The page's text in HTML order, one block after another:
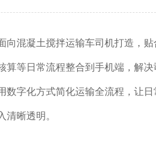
向混凝土搅拌运输车司机打造，
算等日常流程整合到手机端，解
数字化方式简化运输全流程，让
清晰透明。